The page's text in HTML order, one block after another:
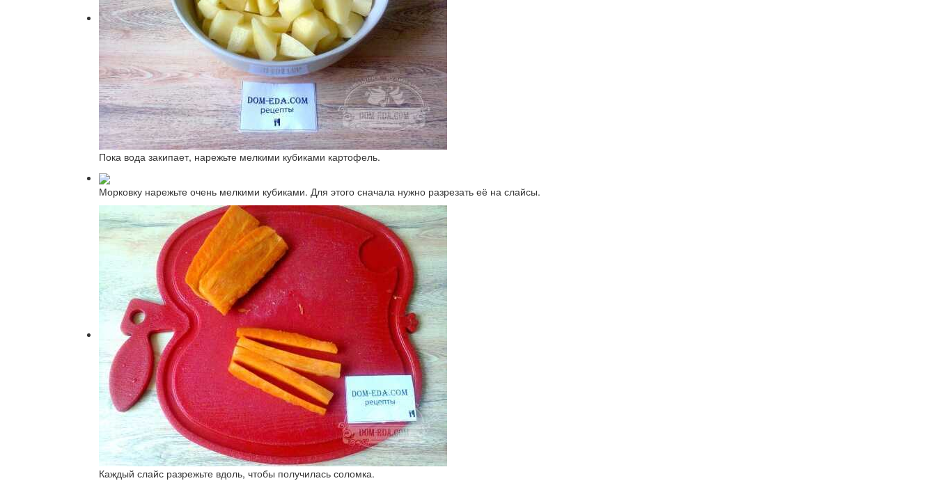
Пока вода закипает, нарежьте мелкими кубиками картофель.
Морковку нарежьте очень мелкими кубиками. Для этого сначала нужно разрезать её на слайсы.
Каждый слайс разрежьте вдоль, чтобы получилась соломка.